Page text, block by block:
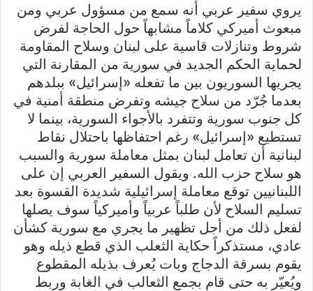
يروي سفير عربي أنه سمع من مسؤول عربي ومن
مبعوث أميركي كلاماً مشابهاً حول الحاجة لفرض
شروط وتنازلات قاسية على لبنان وسلاح المقاومة
لحماية الحكم الجديد في سورية من المقارنة التي
يجريها السوريون بين ما تفعله «إسرائيل» ببلدهم
بعدما جُرّد من سلاح جيشه وتفرض منطقة أمنية في
كل جنوب سورية وتتفرد بالأجواء السورية، بينما لا
تستطيع «إسرائيل» رغم احتفاظها باحتلال نقاط
لبنانية أن تعامل لبنان بمثل معاملة سورية والسبب
هو سلاح حزب الله. ويقول السفير العربي إن على
اللبنانيين توقع معاملة إسرائيلية شديدة القسوة بعد
تسليم السلاح لأن طلباً عربياً وأميركياً سوف يصلها
لفعل ذلك من أجل تظهير ما يجري مع سورية كشأن
عادي، مستذكراً حكاية الثعلب الذي قطع ذيله وهو
يقوم بسرقة الدجاج وبات يُعرف بذيله المقطوع
ويُعيّر به حتى قام بجمع الثعالب في الغابة وربط